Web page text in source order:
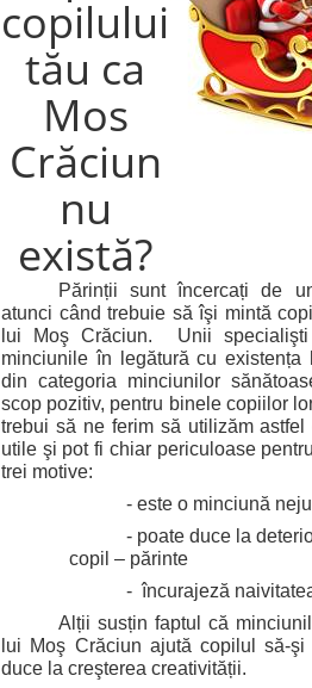
copilului
tău ca
Mos
Crăciun
nu
există?
Părinții sunt încercați de
atunci când trebuie să îşi mintă
lui Moş Crăciun. Unii specialişti
minciunile în legătură cu
din categoria minciunilor
scop pozitiv, pentru binele copiilor
trebui să ne ferim să utilizăm
utile şi pot fi chiar periculoase
trei motive:
- este o minciună
- poate duce la
copil – părinte
- încurajeză
Alții susțin faptul că
lui Moş Crăciun ajută copilul să-
duce la creşterea creativității.